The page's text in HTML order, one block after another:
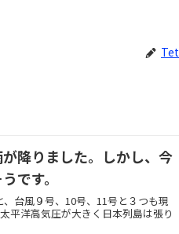
Tet
降りました。しかし、今
です。
台風９号、10号、11号と３つも現
平洋高気圧が大きく日本列島は張り